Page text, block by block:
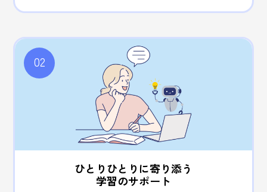
02
ひとりひとりに寄り添う
学習のサポート